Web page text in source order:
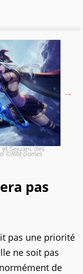
Sejuani, des
©Riot Games
pas
pas une priorité
ne soit pas
de